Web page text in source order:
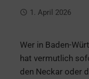
1. April 2026
Wer in Baden-
hat vermutlich
den Neckar oder